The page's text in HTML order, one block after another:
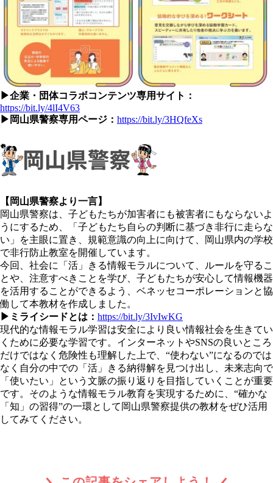
▶企業・団体コラボコンテンツ専用サイト：
https://bit.ly/4lI4V63
▶岡山県警察専用ページ： https://bit.ly/3HQfeXs
【岡山県警察より一言】
岡山県警察は、子どもたちが加害者にも被害者にもならないよ
うにするため、「子どもたち自らの判断に基づき非行に走らな
い」を主眼に置き、規範意識の向上に向けて、岡山県内の学校
で非行防止教室を開催しています。
今回、社会に「活」きる情報モラルについて、ルールを守るこ
とや、注意すべきことを学び、子どもたちが安心して情報機器
を活用することができるよう、ベネッセコーポレーションと協
働して本教材を作成しました。
▶ミライシードとは： https://bit.ly/3IvIwKG
現代的な情報モラル学習は安全により良い情報社会を生きてい
くために必要な学習です。インターネットやSNSの良いところ
だけではなく危険性も理解した上で、“使わない”になるのでは
なく自分の中での「活」きる納得解を見つけ出し、未来志向で
「使いたい」という文脈の振り返りを目指していくことが重要
です。そのような情報モラル教育を実現するために、“確かな
「知」の習得”の一環として岡山県警察提供の教材をぜひ活用
してみてください。